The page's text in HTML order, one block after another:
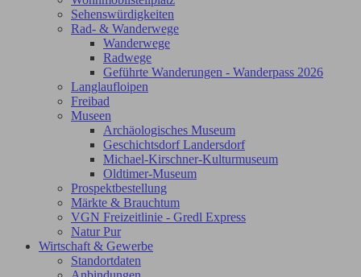
Sehenswürdigkeiten
Rad- & Wanderwege
Wanderwege
Radwege
Geführte Wanderungen - Wanderpass 2026
Langlaufloipen
Freibad
Museen
Archäologisches Museum
Geschichtsdorf Landersdorf
Michael-Kirschner-Kulturmuseum
Oldtimer-Museum
Prospektbestellung
Märkte & Brauchtum
VGN Freizeitlinie - Gredl Express
Natur Pur
Wirtschaft & Gewerbe
Standortdaten